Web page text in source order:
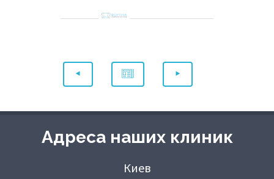
Адреса наших клиник
Киев